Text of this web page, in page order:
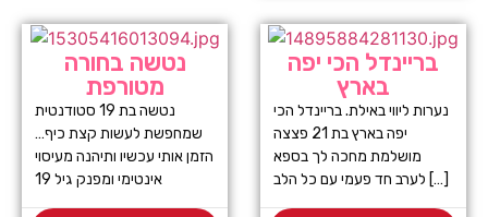
נטשה בחורה
מטורפת
נטשה בת 19 סטודנטית
שמחפשת לעשות קצת כיף…
הזמן אותי עכשיו ותיהנה מעיסוי
אינטימי ומפנק גיל 19
בריינדל הכי יפה
בארץ
נערות ליווי באילת. בריינדל הכי
יפה בארץ בת 21 פצצה
מושלמת מחכה לך בספא
לערב חד פעמי עם כל הלב […]